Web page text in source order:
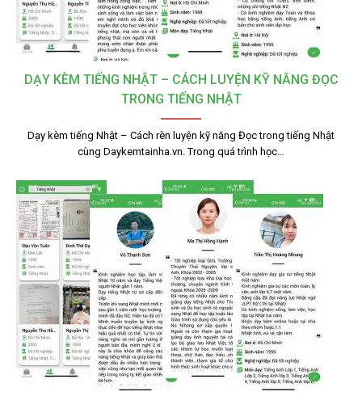
DẠY KÈM TIẾNG NHẬT – CÁCH LUYỆN KỸ NĂNG ĐỌC
TRONG TIẾNG NHẬT
Dạy kèm tiếng Nhật – Cách rèn luyện kỹ năng Đọc trong tiếng Nhật
cùng Daykemtainha.vn. Trong quá trình học…